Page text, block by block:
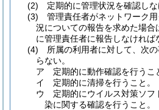
(2)
定期的に管理状況を確認しな
(3)
管理責任者がネットワーク
況についての報告を求めた場
に管理責任者に報告しなければ
(4)
所属の利用者に対して、次
らない。
ア
定期的に動作確認を行うこ
イ
定期的に清掃を行うこと。
ウ
定期的にウイルス対策ソ
染に関する確認を行うこと。